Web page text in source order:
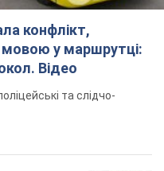
конфлікт,
у маршрутці:
Відео
та слідчо-